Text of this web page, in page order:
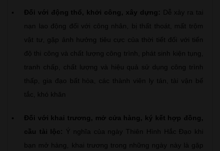
Đối với động thổ, khởi công, xây dựng: Dễ xảy ra tai
nạn lao động đối với công nhân, bị thất thoát, mất trộm
vật tư, gặp ảnh hưởng tiêu cực của thời tiết đối với tiến
độ thi công và chất lượng công trình, phát sinh kiện tụng,
tranh chấp, chất lượng và hiệu quả sử dụng công trình
thấp, gia đạo bất hòa, các thành viên ly tán, tài vận bế
tắc, khó khăn
Đối với khai trương, mở cửa hàng, ký kết hợp đồng,
cầu tài lộc: Ý nghĩa của ngày Thiên Hình Hắc Đạo khi
bạn mở hàng, khai trương trong những ngày này là gặp